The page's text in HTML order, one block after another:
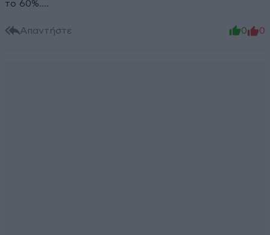
το 60%....
Απαντήστε 0 0